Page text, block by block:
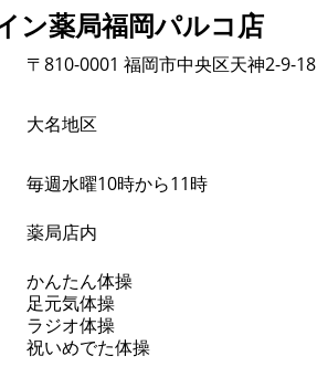
ン薬局福岡パルコ店
〒810-0001 福岡市中央区天神2-9-18
大名地区
毎週水曜10時から11時
薬局店内
かんたん体操
足元気体操
ラジオ体操
祝いめでた体操